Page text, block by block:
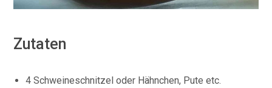
Zutaten
4 Schweineschnitzel oder Hähnchen, Pute etc.